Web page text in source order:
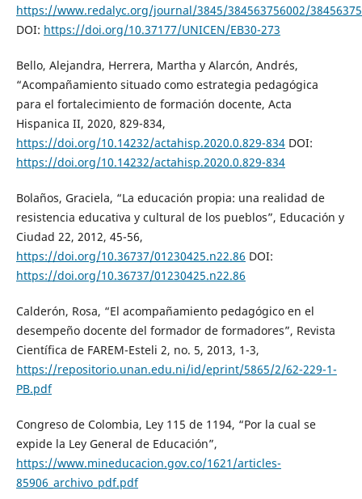
https://www.redalyc.org/journal/3845/384563756002/
DOI: https://doi.org/10.37177/UNICEN/EB30-273
Bello, Alejandra, Herrera, Martha y Alarcón, Andrés,
“Acompañamiento situado como estrategia pedagógica
para el fortalecimiento de formación docente, Acta
Hispanica II, 2020, 829-834,
https://doi.org/10.14232/actahisp.2020.0.829-834DOI:
https://doi.org/10.14232/actahisp.2020.0.829-834
Bolaños, Graciela, “La educación propia: una realidad de
resistencia educativa y cultural de los pueblos”, Educación y
Ciudad 22, 2012, 45-56,
https://doi.org/10.36737/01230425.n22.86 DOI:
https://doi.org/10.36737/01230425.n22.86
Calderón, Rosa, “El acompañamiento pedagógico en el
desempeño docente del formador de formadores”, Revista
Científica de FAREM-Esteli 2, no. 5, 2013, 1-3,
https://repositorio.unan.edu.ni/id/eprint/5865/2/62-229-1-
PB.pdf
Congreso de Colombia, Ley 115 de 1194, “Por la cual se
expide la Ley General de Educación”,
https://www.mineducacion.gov.co/1621/articles-
85906_archivo_pdf.pdf